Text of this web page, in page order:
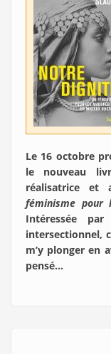
Le 16 octobre
le nouveau
réalisatrice et
féminisme pour
Intéressée
intersectionnel,
m’y plonger en
pensé…